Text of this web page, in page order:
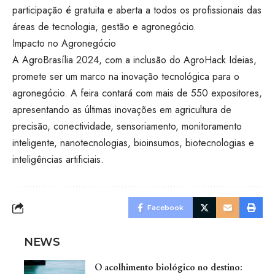
participação é gratuita e aberta a todos os profissionais das
áreas de tecnologia, gestão e agronegócio.
Impacto no Agronegócio
A AgroBrasília 2024, com a inclusão do AgroHack Ideias,
promete ser um marco na inovação tecnológica para o
agronegócio. A feira contará com mais de 550 expositores,
apresentando as últimas inovações em agricultura de
precisão, conectividade, sensoriamento, monitoramento
inteligente, nanotecnologias, bioinsumos, biotecnologias e
inteligências artificiais.
Facebook
NEWS
O acolhimento biológico no destino: